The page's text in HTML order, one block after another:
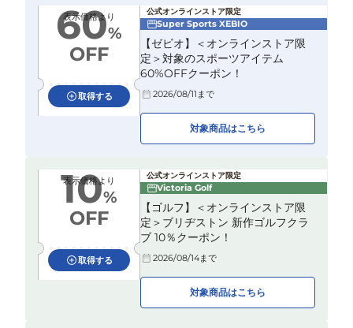
表示価格より
60%
OFF
取得する
公式オンラインストア限定
Super Sports XEBIO
【ゼビオ】＜オンラインストア限
定＞対象のスポーツアイテム
60%OFFクーポン！
2026/08/11 まで
対象商品はこちら
表示価格より
10%
OFF
取得する
公式オンラインストア限定
Victoria Golf
【ゴルフ】＜オンラインストア限
定＞ブリヂストン 新作ゴルフクラ
ブ 10％クーポン！
2026/08/14まで
対象商品はこちら